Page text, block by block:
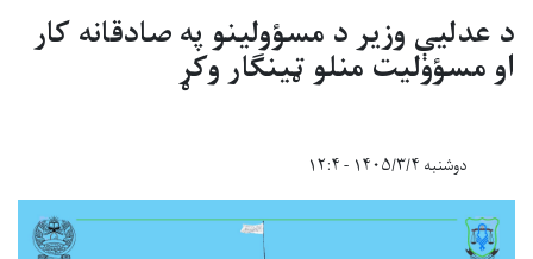
د عدلیې وزیر د مسؤولینو په صادقانه کار
او مسؤولیت منلو ټینګار وکړ
دوشنبه ۱۴۰۵/۳/۴ - ۱۲:۴